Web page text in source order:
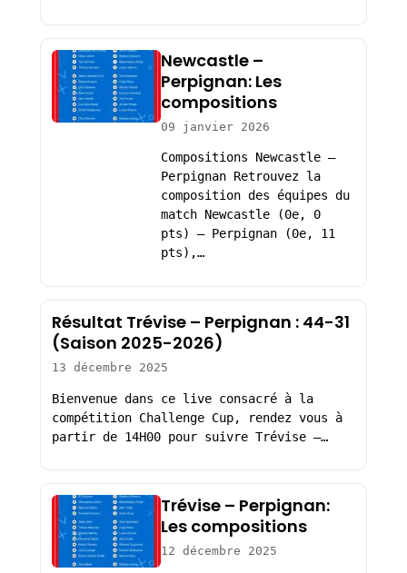
Newcastle –
Perpignan: Les
compositions
09 janvier 2026
Compositions Newcastle –
Perpignan Retrouvez la
composition des équipes du
match Newcastle (0e, 0
pts) – Perpignan (0e, 11
pts),…
Résultat Trévise – Perpignan : 44-31
(Saison 2025-2026)
13 décembre 2025
Bienvenue dans ce live consacré à la
compétition Challenge Cup, rendez vous à
partir de 14H00 pour suivre Trévise –…
Trévise – Perpignan:
Les compositions
12 décembre 2025